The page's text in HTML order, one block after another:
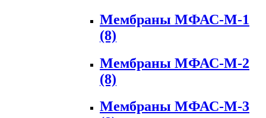
Мембраны МФАС-М-1
(8)
Мембраны МФАС-М-2
(8)
Мембраны МФАС-М-3